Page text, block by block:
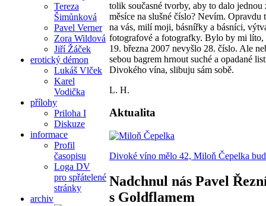
Tereza
Šimůnková
Pavel Verner
Zora Wildová
Jiří Žáček
erotický démon
Lukáš Vlček
Karel
Vodička
přílohy
Priloha I
Diskuze
informace
Profil
časopisu
Loga DV
pro spřátelené
stránky
archiv
tolik současné tvorby, aby to dalo jednou
měsíce na slušné číslo? Nevím. Opravdu
na vás, milí moji, básnířky a básníci,
fotografové a fotografky. Bylo by mi
19. března 2007 nevyšlo 28. číslo. Ale
sebou bagrem hrnout suché a opadané
Divokého vína, slibuju sám sobě.
L. H.
Aktualita
Divoké víno mělo 42, Miloň Čepelka
Nadchnul nás Pavel
s Goldflamem